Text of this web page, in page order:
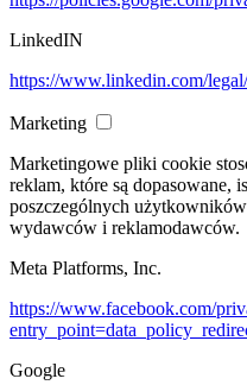
LinkedIN
https://www.linkedin.com/
Marketing
Marketingowe pliki cookie
reklam, które są dopasowane,
poszczególnych
wydawców i reklamodawców.
Meta Platforms, Inc.
https://www.facebook.com/
Google